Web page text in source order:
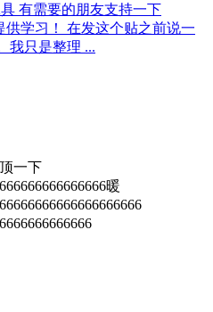
有需要的朋友支持一下
学习！ 在发这个贴之前说一
我只是整理 ...
一下
暖